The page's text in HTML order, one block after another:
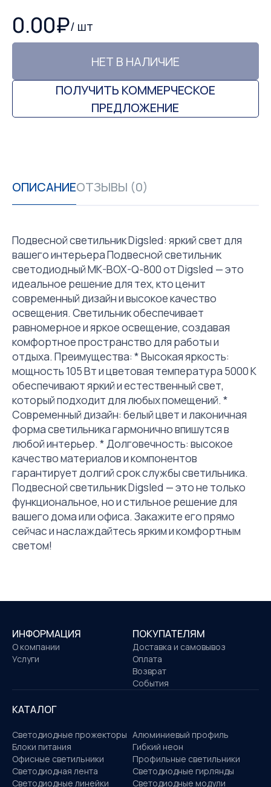
0.00₽/ шт
НЕТ В НАЛИЧИЕ
ПОЛУЧИТЬ КОММЕРЧЕСКОЕ
ПРЕДЛОЖЕНИЕ
ОПИСАНИЕОТЗЫВЫ (0)
Подвесной светильник Digsled: яркий свет для
вашего интерьера Подвесной светильник
светодиодный MK-BOX-Q-800 от Digsled — это
идеальное решение для тех, кто ценит
современный дизайн и высокое качество
освещения. Светильник обеспечивает
равномерное и яркое освещение, создавая
комфортное пространство для работы и
отдыха. Преимущества: * Высокая яркость:
мощность 105 Вт и цветовая температура 5000 К
обеспечивают яркий и естественный свет,
который подходит для любых помещений. *
Современный дизайн: белый цвет и лаконичная
форма светильника гармонично впишутся в
любой интерьер. * Долговечность: высокое
качество материалов и компонентов
гарантирует долгий срок службы светильника.
Подвесной светильник Digsled — это не только
функциональное, но и стильное решение для
вашего дома или офиса. Закажите его прямо
сейчас и наслаждайтесь ярким и комфортным
светом!
ИНФОРМАЦИЯ
О компании
Услуги
ПОКУПАТЕЛЯМ
Доставка и самовывоз
Оплата
Возврат
События
КАТАЛОГ
Светодиодные прожекторы Алюминиевый профиль
Блоки питания
Гибкий неон
Офисные светильники
Профильные светильники
Светодиодная лента
Светодиодные гирлянды
Светодиодные линейки
Светодиодные модули